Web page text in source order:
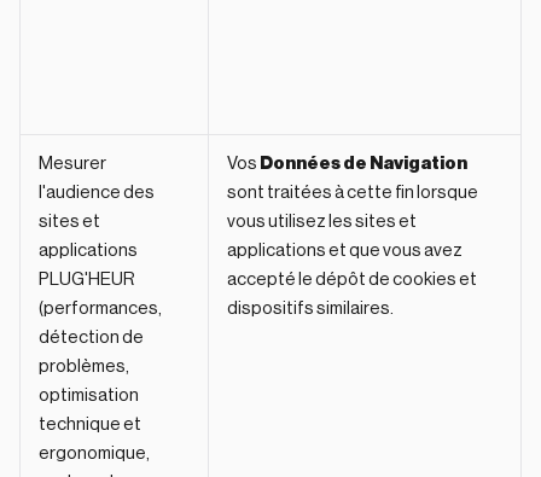
Mesurer
l'audience des
sites et
applications
PLUG'HEUR
(performances,
détection de
problèmes,
optimisation
technique et
ergonomique,
Vos Données de Navigation
sont traitées à cette fin lorsque
vous utilisez les sites et
applications et que vous avez
accepté le dépôt de cookies et
dispositifs similaires.